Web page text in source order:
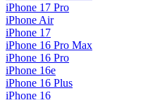
iPhone 17 Pro
iPhone Air
iPhone 17
iPhone 16 Pro Max
iPhone 16 Pro
iPhone 16e
iPhone 16 Plus
iPhone 16